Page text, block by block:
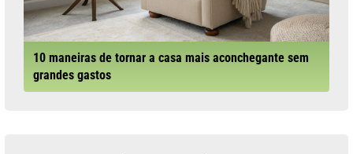
10 maneiras de tornar a casa mais aconchegante sem
grandes gastos